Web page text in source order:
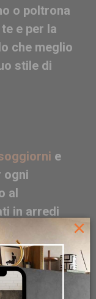
o poltrona
e per la
che meglio
stile di
e
ogni
al
in arredi
creare un
e
che
×